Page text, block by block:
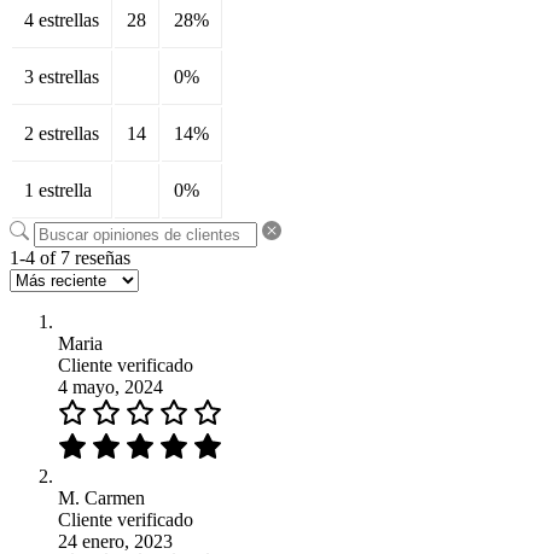
4 estrellas 28 28%
3 estrellas 0%
2 estrellas 14 14%
1 estrella 0%
1-4 of 7 reseñas
Maria
Cliente verificado
4 mayo, 2024
M. Carmen
Cliente verificado
24 enero, 2023